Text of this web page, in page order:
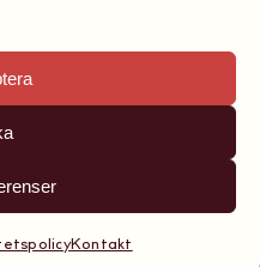
Kontakt
Scandinavian School of